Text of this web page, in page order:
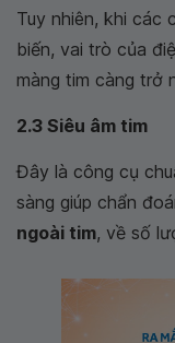
Tuy nhiên, khi các
biến, vai trò của
màng tim càng trở
2.3 Siêu âm tim
Đây là công cụ
sàng giúp chẩn
ngoài tim, về số